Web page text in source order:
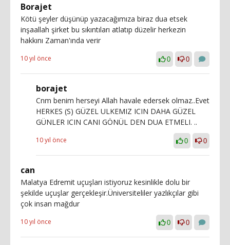
Borajet
Kötü şeyler düşünüp yazacağımıza biraz dua etsek
inşaallah şirket bu sıkıntıları atlatıp düzelir herkezin
hakkını Zaman'ında verir
10 yıl önce 0 0
borajet
Cnm benim herseyi Allah havale edersek olmaz..Evet
HERKES (S) GÜZEL ULKEMIZ ICIN DAHA GÜZEL
GÜNLER ICIN CANI GÖNÜL DEN DUA ETMELI. ..
10 yıl önce 0 0
can
Malatya Edremit uçuşları istiyoruz kesinlikle dolu bir
şekilde uçuşlar gerçekleşir.Üniversiteliler yazlıkçılar gibi
çok insan mağdur
10 yıl önce 0 0